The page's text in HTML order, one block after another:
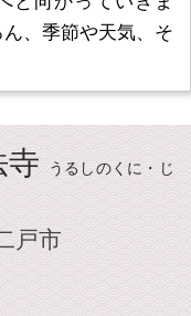
、季節や天気、そ
寺
うるしのくに・じ
戸市